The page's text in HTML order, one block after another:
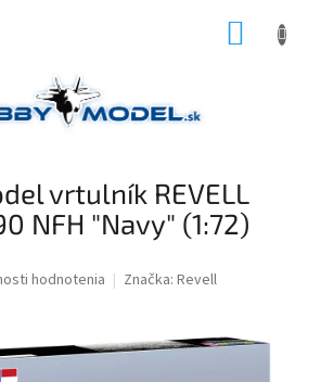
vrtulník REVELL
NFH "Navy" (1:72)
hodnotenia Značka: Revell